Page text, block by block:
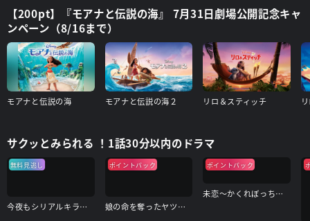
【200pt】『モアナと伝説の海』 7月31日劇場公開記念キャ
ンペーン（8/16まで）
モアナと伝説の海 モアナと伝説の海２ リロ＆スティッチ
サクッとみられる ！1話30分以内のドラマ
無料見逃し
今夜もシリアルキラーと待ち合わせ
ポイントバック
娘の命を奪ったヤツを殺すのは罪ですか？
ポイントバック
未恋～かくれぼっちたち～